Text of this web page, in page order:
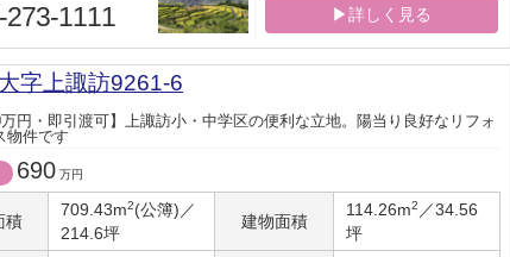
1111 ▶詳しく見る
字上諏訪9261-6
万円・即引渡可】上諏訪小・中学区の便利な立地。陽当り良好なリフォ
物件です
690 万円
積
709.43m2(公簿)／
214.6坪
建物面積
114.26m2 ／34.56
坪